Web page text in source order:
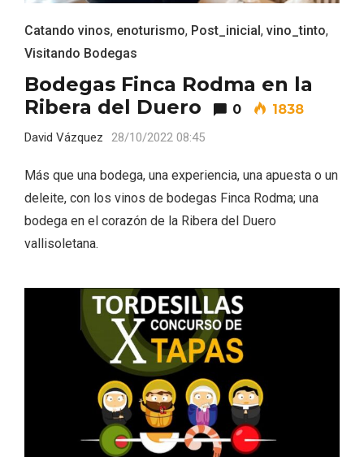
Catando vinos, enoturismo, Post_inicial, vino_tinto,
Visitando Bodegas
Bodegas Finca Rodma en la
Ribera del Duero
0 1838
David Vázquez 28/10/2022 08:45
Más que una bodega, una experiencia, una apuesta o un
deleite, con los vinos de bodegas Finca Rodma; una
bodega en el corazón de la Ribera del Duero
vallisoletana.
Paseo nocturno por Valladolid